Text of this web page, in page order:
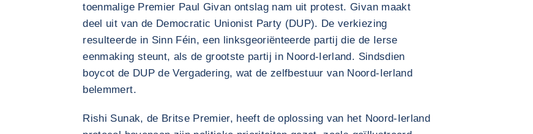
toenmalige Premier Paul Givan ontslag nam uit protest. Givan maakt
deel uit van de Democratic Unionist Party (DUP). De verkiezing
resulteerde in Sinn Féin, een linksgeoriënteerde partij die de Ierse
eenmaking steunt, als de grootste partij in Noord-Ierland. Sindsdien
boycot de DUP de Vergadering, wat de zelfbestuur van Noord-Ierland
belemmert.
Rishi Sunak, de Britse Premier, heeft de oplossing van het Noord-Ierland